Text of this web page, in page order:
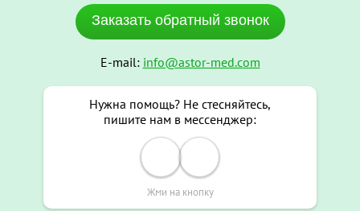
Заказать обратный звонок
E-mail: info@astor-med.com
Нужна помощь? Не стесняйтесь,
пишите нам в мессенджер:
Жми на кнопку